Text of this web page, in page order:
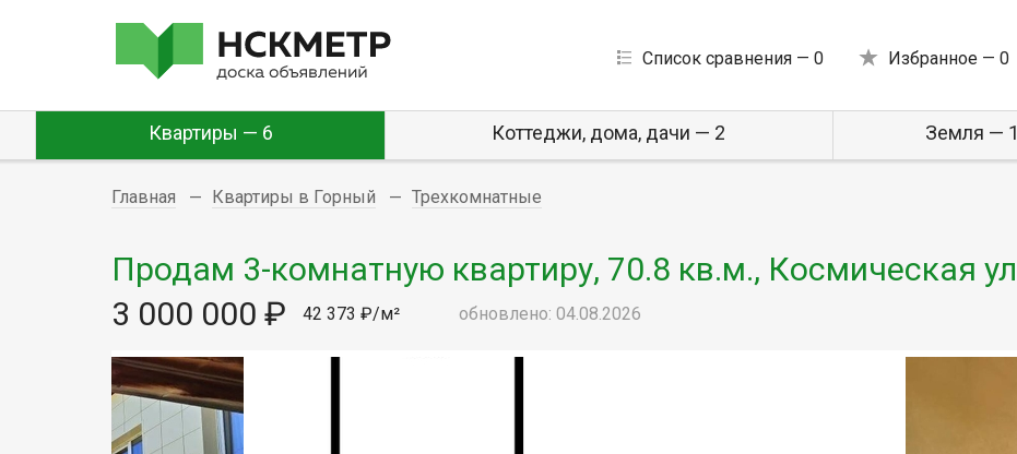
Список сравнения — 0 Избранное — 0
Квартиры — 6 Коттеджи, дома, дачи — 2 Земля — 1
Главная Квартиры в Горный Трехкомнатные
Продам 3-комнатную квартиру, 70.8 кв.м., Космическая ул
3 000 000 ₽
42 373 ₽/м² обновлено: 04.08.2026